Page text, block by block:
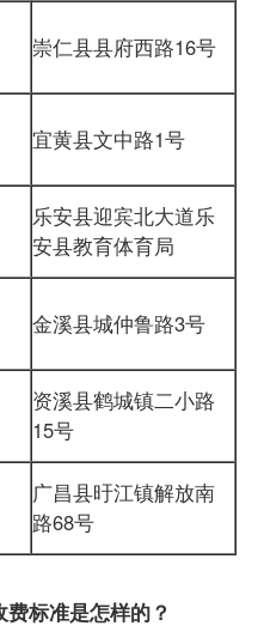
崇仁县县府西路16号
宜黄县文中路1号
乐安县迎宾北大道乐
安县教育体育局
金溪县城仲鲁路3号
资溪县鹤城镇二小路
15号
广昌县旴江镇解放南
路68号
标准是怎样的？